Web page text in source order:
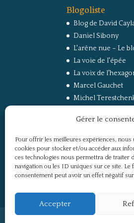
Gérer le
Pour offrir les meilleures expériences,
cookies pour stocker et/ou accéder aux
ces technologies nous permettra de traiter
navigation ou les ID uniques sur ce site.
consentement peut avoir un effet négatif
Accepter
Blogoliste
Blog de David
Daniel Sibony
L'arêne nue – Le
La voie de l'épée
La voix de
Marcel Gauchet
Michel
RussEurope – Le
Secret Défense
Un regard sur la